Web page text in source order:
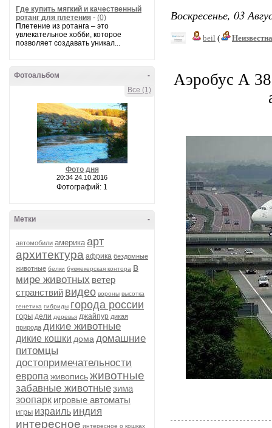
Где купить мягкий и качественный
ротанг для плетения - (0)
Плетение из ротанга – это
увлекательное хобби, которое
позволяет создавать уникал...
-
Фотоальбом
Все (1)
Фото дня
20:34 24.10.2016
Фотографий: 1
-
Метки
автомобили америка арт
архитектура африка бездомные
животные белки букмекерская контора в
мире животных ветер
странствий видео вороны высотка
генетика гибриды города россии
горы дели деревья джайпур дикая
природа дикие животные
дикие кошки дома домашние
питомцы
достопримечательности
европа живописьживотные
забавные животныезима
зоопарк игровые автоматы
игры израиль индия
интересное интересное о кошках
Воскресенье, 03
beil (
Аэробус А